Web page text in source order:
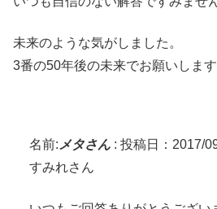
未来のような気がしました。
3番の50年後の未来でお願いします
名前: メタさん : 投稿日：2017/
すみれさん